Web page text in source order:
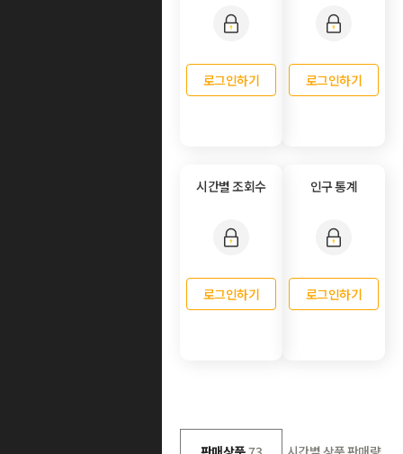
로그인하기 로그인하기
시간별 조회수
로그인하기
인구 통계
로그인하기